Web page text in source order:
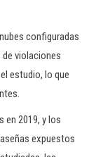
configuradas
violaciones
estudio, lo que
en 2019, y los
expuestos